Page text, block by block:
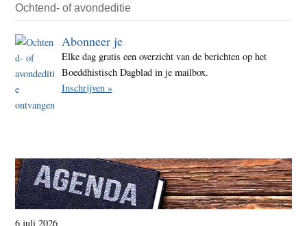
Ochtend- of avondeditie
Abonneer je
Elke dag gratis een overzicht van de berichten op het
Boeddhistisch Dagblad in je mailbox.
Inschrijven »
6 juli 2026